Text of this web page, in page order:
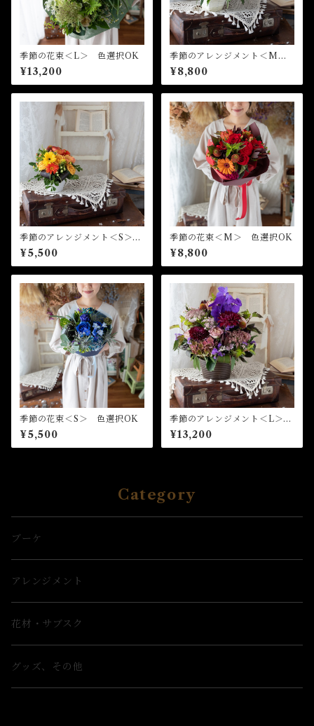
季節の花束＜L＞ 色選択OK
¥13,200
季節のアレンジメント＜M
＞ 色選択OK
¥8,800
季節のアレンジメント＜S＞
色選択OK
¥5,500
季節の花束＜M＞ 色選択OK
¥8,800
季節の花束＜S＞ 色選択OK
¥5,500
季節のアレンジメント＜L＞
色選択OK
¥13,200
Category
ブーケ
アレンジメント
花材・サブスク
グッズ、その他